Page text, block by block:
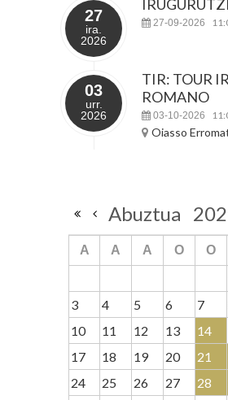
27
ira.
2026
27-09-2026
03
urr.
2026
TIR: TOUR
ROMANO
03-10-2026
Oiasso
Abuztua
A A A O O
3
4 5 6 7
10
11 12 13 14
17
18 19 20 21
24
25 26 27 28